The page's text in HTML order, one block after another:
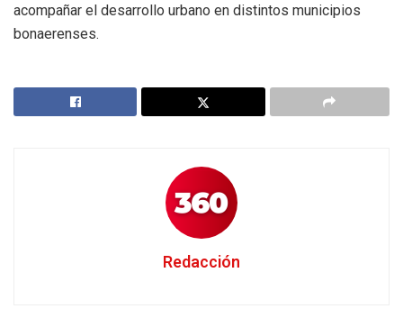
acompañar el desarrollo urbano en distintos municipios
bonaerenses.
Redacción